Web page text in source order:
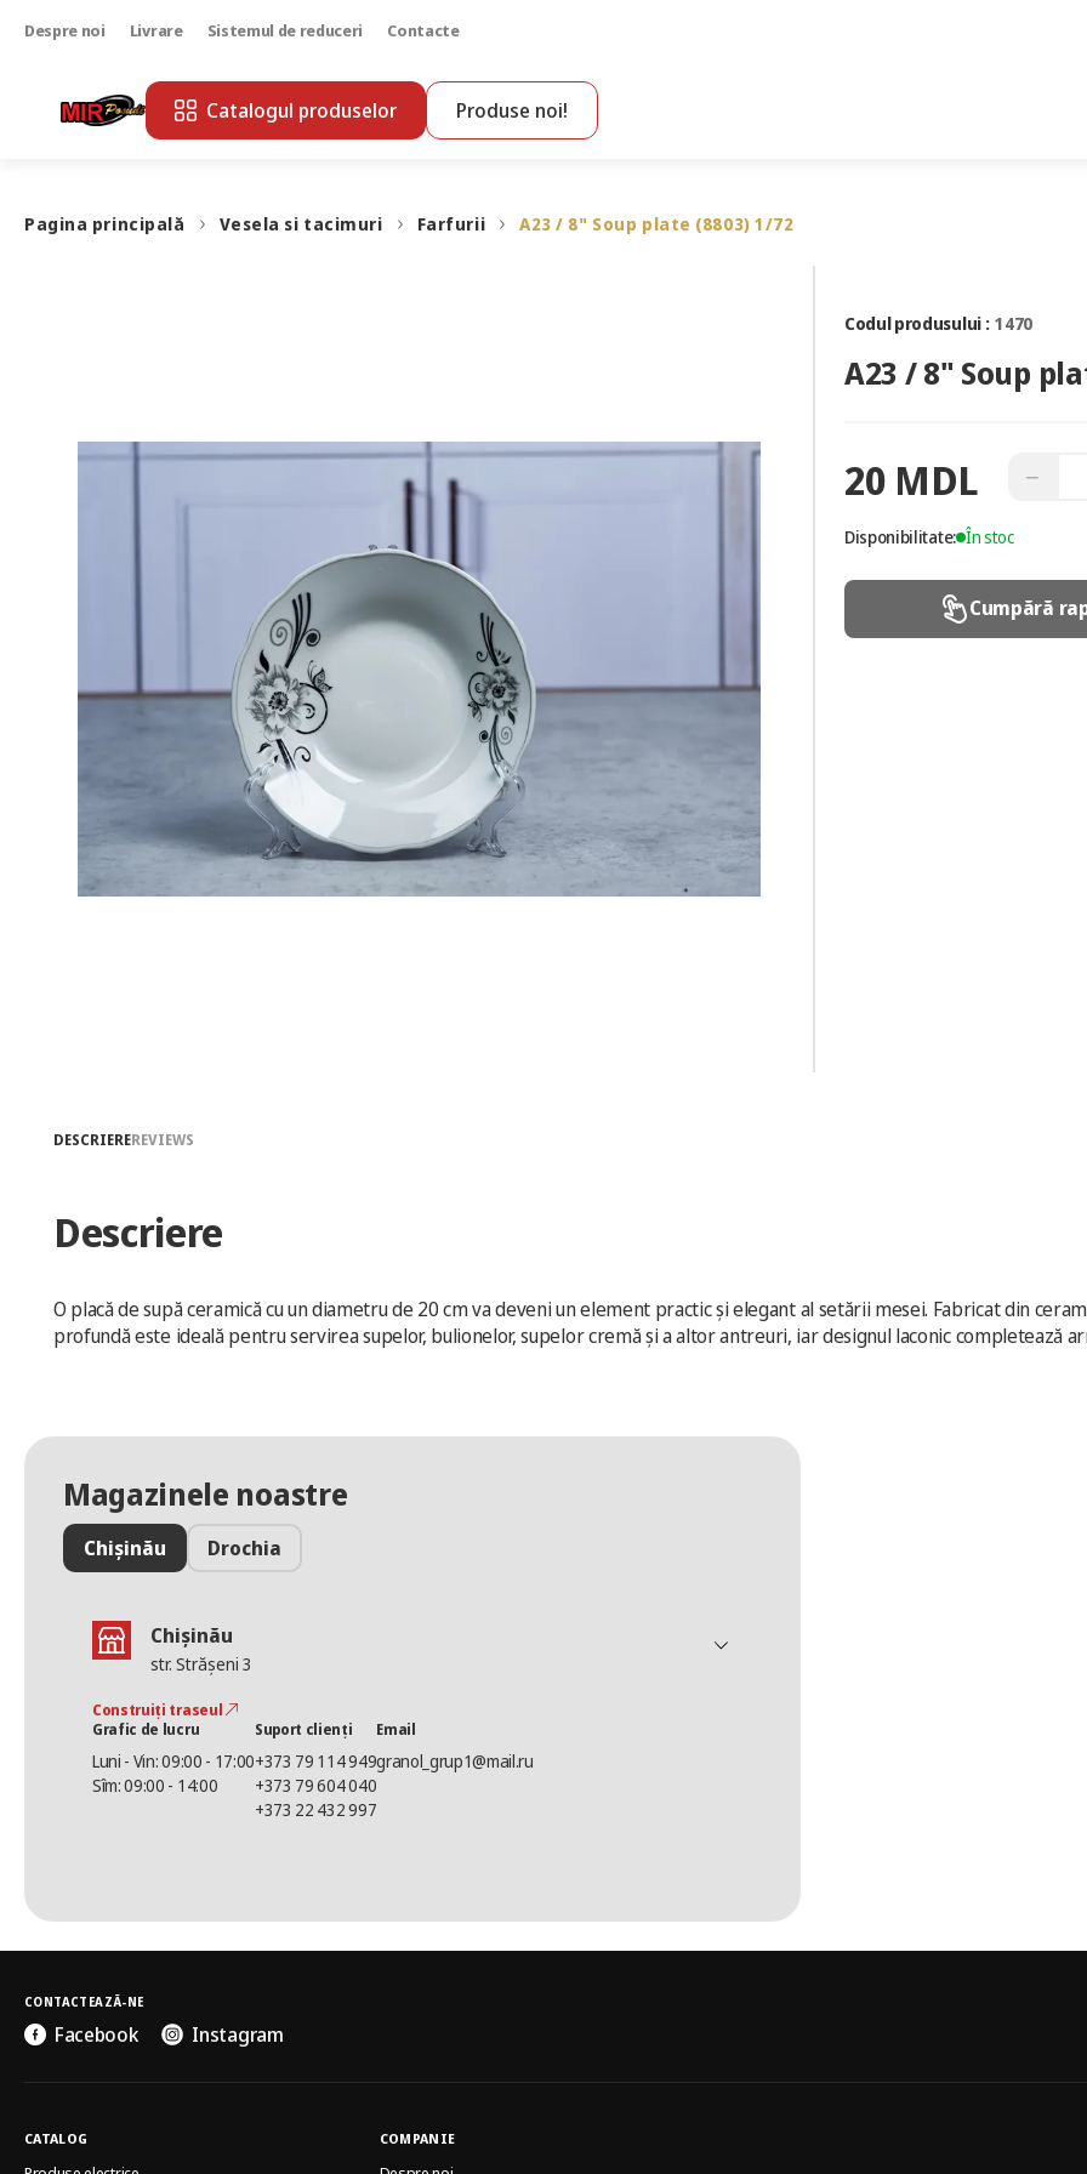
Despre noi Livrare Sistemul de reduceri Contacte
Catalogul produselor Produse noi!
Pagina principală Vesela si tacimuri Farfurii A23 / 8" Soup plate (8803) 1/72
Codul produsului : 1470
A23 / 8" Soup
20 MDL −
Disponibilitate: În stoc
Cumpără
DESCRIEREREVIEWS
Descriere
O placă de supă ceramică cu un diametru de 20 cm va deveni un element practic și elegant al setării mesei. Fabricat din
profundă este ideală pentru servirea supelor, bulionelor, supelor cremă și a altor antreuri, iar designul laconic completează
Magazinele noastre
Chișinău Drochia
Chișinău
str. Strășeni 3
Construiți traseul
Grafic de lucru
Luni - Vin: 09:00 - 17:00
Sîm: 09:00 - 14:00
Suport clienți
+373 79 114 949
+373 79 604 040
+373 22 432 997
Email
granol_grup1@mail.ru
CONTACTEAZĂ-NE
Facebook Instagram
CATALOG COMPANIE